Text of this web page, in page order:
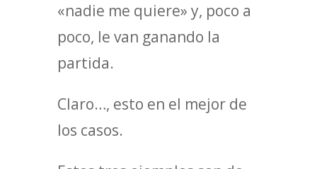
«nadie me quiere» y, poco a
poco, le van ganando la
partida.
Claro…, esto en el mejor de
los casos.